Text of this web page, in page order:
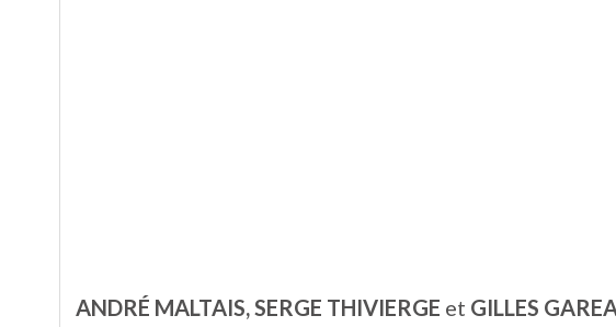
ANDRÉ MALTAIS, SERGE THIVIERGE et GILLES